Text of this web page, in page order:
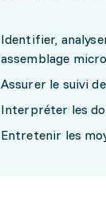
Identifier,
assemblage
Assurer le suivi
Interpréter les
Entretenir les